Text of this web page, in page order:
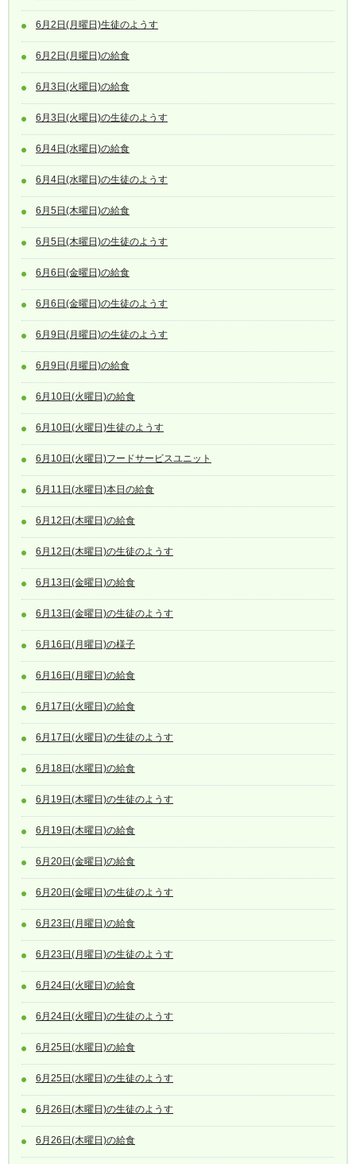
6月2日(月曜日)生徒のようす
6月2日(月曜日)の給食
6月3日(火曜日)の給食
6月3日(火曜日)の生徒のようす
6月4日(水曜日)の給食
6月4日(水曜日)の生徒のようす
6月5日(木曜日)の給食
6月5日(木曜日)の生徒のようす
6月6日(金曜日)の給食
6月6日(金曜日)の生徒のようす
6月9日(月曜日)の生徒のようす
6月9日(月曜日)の給食
6月10日(火曜日)の給食
6月10日(火曜日)生徒のようす
6月10日(火曜日)フードサービスユニット
6月11日(水曜日)本日の給食
6月12日(木曜日)の給食
6月12日(木曜日)の生徒のようす
6月13日(金曜日)の給食
6月13日(金曜日)の生徒のようす
6月16日(月曜日)の様子
6月16日(月曜日)の給食
6月17日(火曜日)の給食
6月17日(火曜日)の生徒のようす
6月18日(水曜日)の給食
6月19日(木曜日)の生徒のようす
6月19日(木曜日)の給食
6月20日(金曜日)の給食
6月20日(金曜日)の生徒のようす
6月23日(月曜日)の給食
6月23日(月曜日)の生徒のようす
6月24日(火曜日)の給食
6月24日(火曜日)の生徒のようす
6月25日(水曜日)の給食
6月25日(水曜日)の生徒のようす
6月26日(木曜日)の生徒のようす
6月26日(木曜日)の給食